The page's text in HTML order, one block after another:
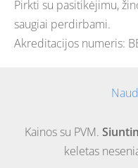
Pirkti su pasitikėjimu,
saugiai perdirbami.
Akreditacijos numeris:
Kainos su PVM.
keletas